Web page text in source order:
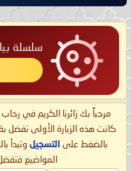
سلسلة
مرحباً بك زائرنا الكريم في
كانت هذه الزيارة الأولى تفضل
بالضغط على التسجيل وتبدأ
المواضيع